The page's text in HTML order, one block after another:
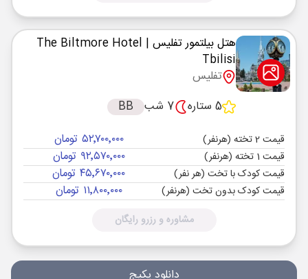
هتل بیلتمور تفلیس | The Biltmore Hotel
Tbilisi
تفلیس
5 ستاره
7 شب BB
قیمت 2 تخته (هرنفر) ۵۲٬۷۰۰٬۰۰۰ تومان
قیمت 1 تخته (هرنفر) ۹۲٬۵۷۰٬۰۰۰ تومان
قیمت کودک با تخت (هر نفر) ۴۵٬۶۷۰٬۰۰۰ تومان
قیمت کودک بدون تخت (هرنفر) ۱۱٬۸۰۰٬۰۰۰ تومان
مشاوره و رزرو رایگان
دانلود پکیج